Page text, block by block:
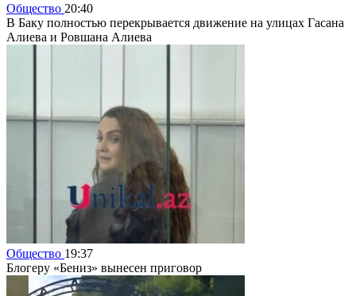
Общество 20:40
В Баку полностью перекрывается движение на улицах Гасана
Алиева и Ровшана Алиева
Общество 19:37
Блогеру «Бениз» вынесен приговор